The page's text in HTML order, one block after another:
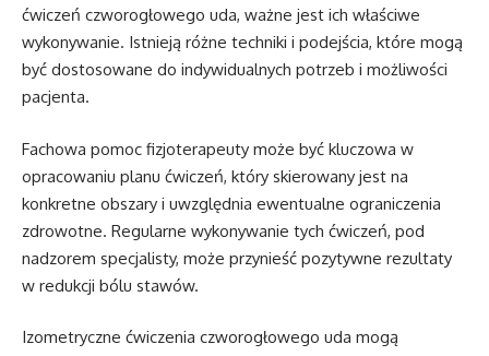
ćwiczeń czworogłowego uda, ważne jest ich właściwe
wykonywanie. Istnieją różne techniki i podejścia, które mogą
być dostosowane do indywidualnych potrzeb i możliwości
pacjenta.
Fachowa pomoc fizjoterapeuty może być kluczowa w
opracowaniu planu ćwiczeń, który skierowany jest na
konkretne obszary i uwzględnia ewentualne ograniczenia
zdrowotne. Regularne wykonywanie tych ćwiczeń, pod
nadzorem specjalisty, może przynieść pozytywne rezultaty
w redukcji bólu stawów.
Izometryczne ćwiczenia czworogłowego uda mogą